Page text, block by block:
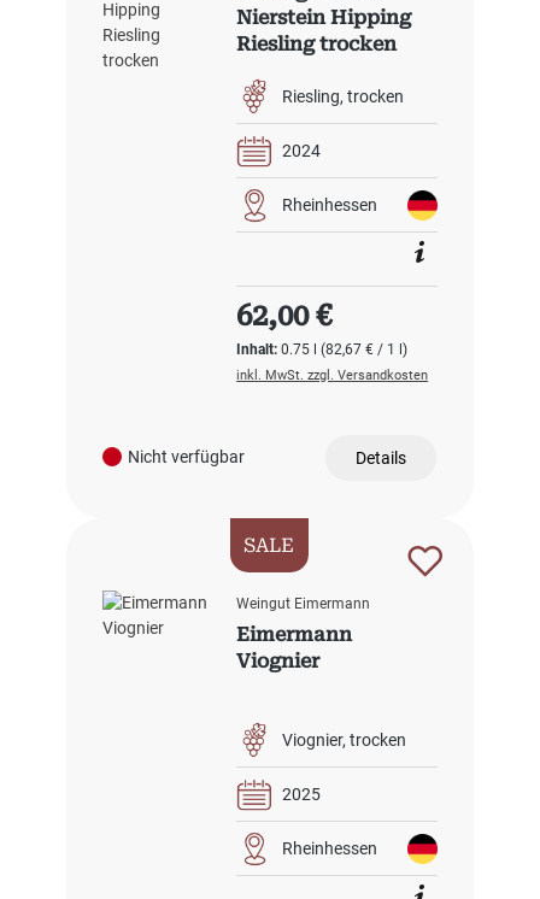
Nicht verfügbar
Nierstein Hipping
Riesling trocken
Riesling trocken
2024
Rheinhessen
Inhalt:0.75 l(82,67 € / 1 l)
Regulärer Preis:
62,00 €
inkl. MwSt. zzgl. Versandkosten
Details
SALE
Weingut Eimermann
Eimermann
Viognier
Viognier trocken
2025
Rheinhessen